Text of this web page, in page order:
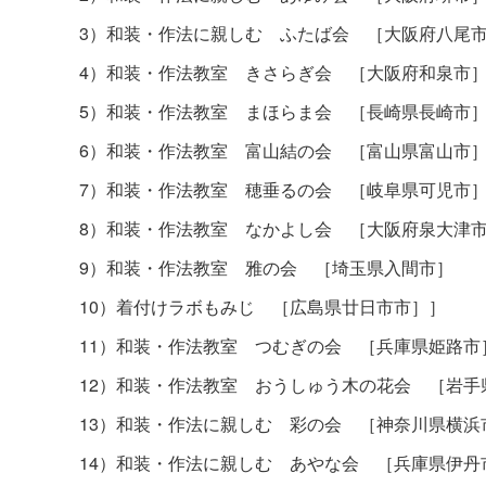
3）和装・作法に親しむ ふたば会 ［大阪府八尾市
4）和装・作法教室 きさらぎ会 ［大阪府和泉市］
5）和装・作法教室 まほらま会 ［長崎県長崎市］
6）和装・作法教室 富山結の会 ［富山県富山市］
7）和装・作法教室 穂垂るの会 ［岐阜県可児市］
8）和装・作法教室 なかよし会 ［大阪府泉大津市
9）和装・作法教室 雅の会 ［埼玉県入間市］
10）着付けラボもみじ ［広島県廿日市市］］
11）和装・作法教室 つむぎの会 ［兵庫県姫路市］
12）和装・作法教室 おうしゅう木の花会 ［岩手
13）和装・作法に親しむ 彩の会 ［神奈川県横浜
14）和装・作法に親しむ あやな会 ［兵庫県伊丹